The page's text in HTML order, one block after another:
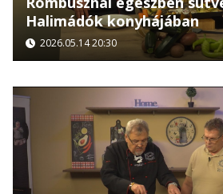
Halimádók konyhájában
2026.05.14 20:30